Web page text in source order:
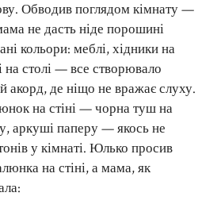
Обводив поглядом кімнату —
не дасть ніде порошині
кольори: меблі, хідники на
на столі — все створювало
акорд, де ніщо не вражає слуху.
на стіні — чорна туш на
аркуші паперу — якось не
у кімнаті. Юлько просив
на стіні, а мама, як